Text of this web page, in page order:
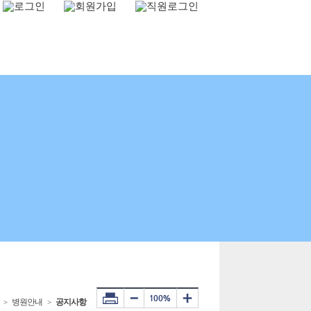
> 병원안내 > 공지사항